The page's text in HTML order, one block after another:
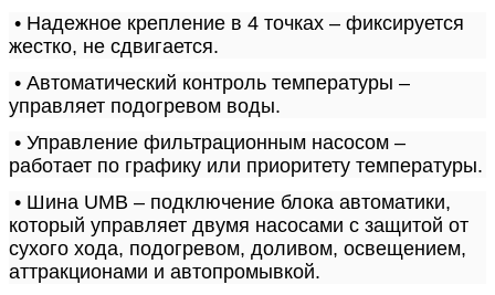
• Надежное крепление в 4 точках – фиксируется
жестко, не сдвигается.
• Автоматический контроль температуры –
управляет подогревом воды.
• Управление фильтрационным насосом –
работает по графику или приоритету температуры.
• Шина UMB – подключение блока автоматики,
который управляет двумя насосами с защитой от
сухого хода, подогревом, доливом, освещением,
аттракционами и автопромывкой.